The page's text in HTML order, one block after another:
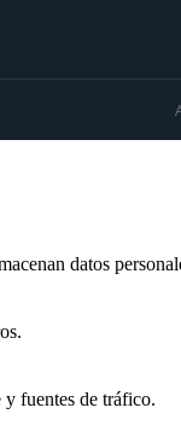
datos
y fuentes de tráfico.